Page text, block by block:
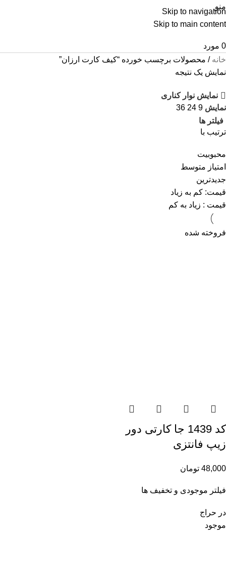
Skip to navigation
Skip to main content
منو
0 مورد
فیلتر موجودی و تخفیف ها
در حراج
موجود
خانه محصولات برچسب خورده “کیف کارت ارزان”
نمایش یک نتیجه
نمایش نوار کناری
نمایش 9
24
36
فیلتر ها
ترتیب با
محبوبیت
امتیاز متوسط
جدیدترین
قیمت: کم به زیاد
قیمت : زیاد به کم
فروخته شده
کد 1439 جا کارتی دور
زیپ فانتزی
48,000 تومان